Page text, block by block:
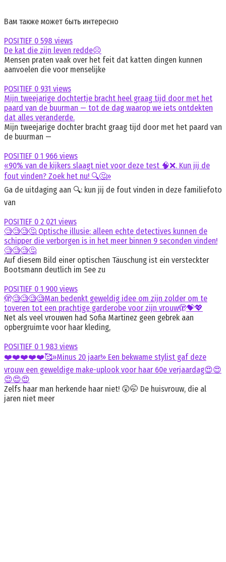
Вам также может быть интересно
POSITIEF 0 598 views
De kat die zijn leven redde☹️
Mensen praten vaak over het feit dat katten dingen kunnen
aanvoelen die voor menselijke
POSITIEF 0 931 views
Mijn tweejarige dochtertje bracht heel graag tijd door met het
paard van de buurman — tot de dag waarop we iets ontdekten
dat alles veranderde.
Mijn tweejarige dochter bracht graag tijd door met het paard van
de buurman —
POSITIEF 0 1 966 views
«90% van de kijkers slaagt niet voor deze test 🧠❌. Kun jij de
fout vinden? Zoek het nu! 🔍🤔»
Ga de uitdaging aan 🔍: kun jij de fout vinden in deze familiefoto
van
POSITIEF 0 2 021 views
🧐🧐🧐🤔 Optische illusie: alleen echte detectives kunnen de
schipper die verborgen is in het meer binnen 9 seconden vinden!
🧐🧐🧐🤔
Auf diesem Bild einer optischen Täuschung ist ein versteckter
Bootsmann deutlich im See zu
POSITIEF 0 1 900 views
🫣🧐🧐🧐🧐Man bedenkt geweldig idee om zijn zolder om te
toveren tot een prachtige garderobe voor zijn vrouw🫣💝💖
Net als veel vrouwen had Sofia Martinez geen gebrek aan
opbergruimte voor haar kleding,
POSITIEF 0 1 983 views
❤️❤️❤️❤️❤️🥰»Minus 20 jaar!» Een bekwame stylist gaf deze
vrouw een geweldige make-uplook voor haar 60e verjaardag😍😍
😍😍😍
Zelfs haar man herkende haar niet! 😲🤭 De huisvrouw, die al
jaren niet meer